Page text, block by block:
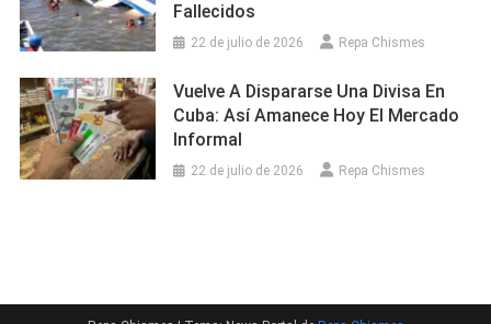
Fallecidos
22 de julio de 2026 Repa Chismes
Vuelve A Dispararse Una Divisa En
Cuba: Así Amanece Hoy El Mercado
Informal
22 de julio de 2026 Repa Chismes